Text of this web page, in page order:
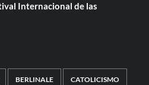
Internacional de las
BERLINALE CATOLICISMO